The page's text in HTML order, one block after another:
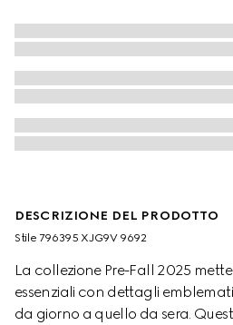
DESCRIZIONE DEL PRODOTTO
Stile ‎796395 XJG9V 9692
La collezione Pre-Fall 2025
essenziali con dettagli
da giorno a quello da sera.